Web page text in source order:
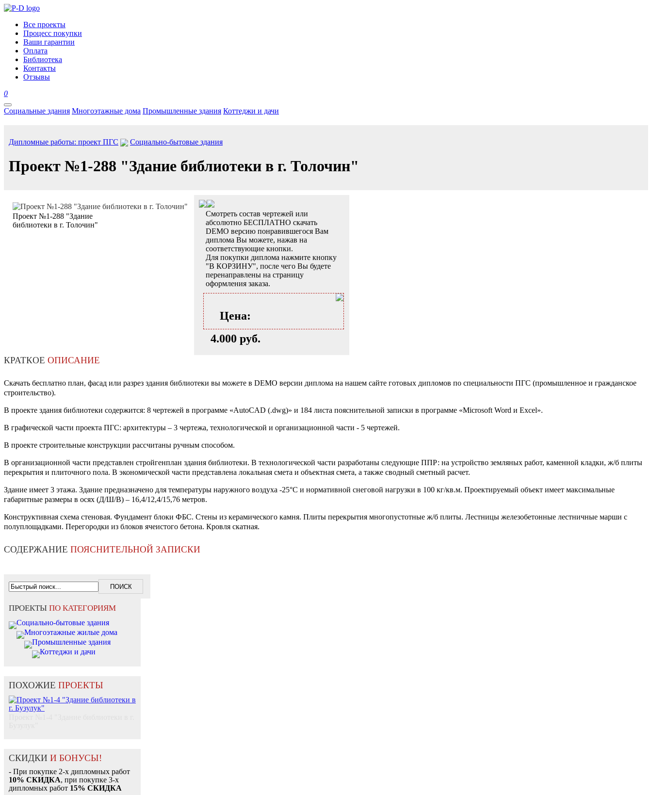
Все проекты
Процесс покупки
Ваши гарантии
Оплата
Библиотека
Контакты
Отзывы
0
Социальные здания Многоэтажные дома Промышленные здания Коттеджи и дачи
Дипломные работы: проект ПГС Социально-бытовые здания
Проект №1-288 "Здание библиотеки в г. Толочин"
Проект №1-288 "Здание
библиотеки в г. Толочин"
Смотреть состав чертежей или
абсолютно БЕСПЛАТНО скачать
DEMO версию понравившегося Вам
диплома Вы можете, нажав на
соответствующие кнопки.
Для покупки диплома нажмите кнопку
"В КОРЗИНУ", после чего Вы будете
перенаправлены на страницу
оформления заказа.
Цена:
4.000 руб.
КРАТКОЕ ОПИСАНИЕ
Скачать бесплатно план, фасад или разрез здания библиотеки вы можете в DEMO версии диплома на нашем сайте готовых дипломов по специальности ПГС (промышленное и гражданское
строительство).
В проекте здания библиотеки содержится: 8 чертежей в программе «AutoCAD (.dwg)» и 184 листа пояснительной записки в программе «Microsoft Word и Excel».
В графической части проекта ПГС: архитектуры – 3 чертежа, технологической и организационной части - 5 чертежей.
В проекте строительные конструкции рассчитаны ручным способом.
В организационной части представлен стройгенплан здания библиотеки. В технологической части разработаны следующие ППР: на устройство земляных работ, каменной кладки, ж/б плиты
перекрытия и плиточного пола. В экономической части представлена локальная смета и объектная смета, а также сводный сметный расчет.
Здание имеет 3 этажа. Здание предназначено для температуры наружного воздуха -25°С и нормативной снеговой нагрузки в 100 кг/кв.м. Проектируемый объект имеет максимальные
габаритные размеры в осях (Д/Ш/В) – 16,4/12,4/15,76 метров.
Конструктивная схема стеновая. Фундамент блоки ФБС. Стены из керамического камня. Плиты перекрытия многопустотные ж/б плиты. Лестницы железобетонные лестничные марши с
полуплощадками. Перегородки из блоков ячеистого бетона. Кровля скатная.
СОДЕРЖАНИЕ ПОЯСНИТЕЛЬНОЙ ЗАПИСКИ
ПРОЕКТЫ ПО КАТЕГОРИЯМ
Социально-бытовые здания
Многоэтажные жилые дома
Промышленные здания
Коттеджи и дачи
ПОХОЖИЕ ПРОЕКТЫ
СКИДКИ И БОНУСЫ!
- При покупке 2-х дипломных работ
10% СКИДКА, при покупке 3-х
дипломных работ 15% СКИДКА